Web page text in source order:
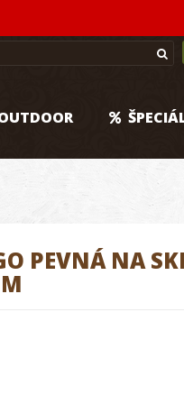
PEVNÁ NA